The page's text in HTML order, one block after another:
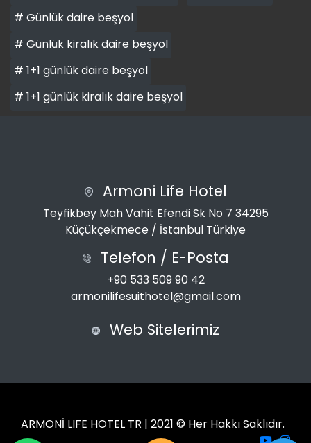
# Günlük daire beşyol
# Günlük kiralık daire beşyol
# 1+1 günlük daire beşyol
# 1+1 günlük kiralık daire beşyol
Armoni Life Hotel
Teyfikbey Mah Vahit Efendi Sk No 7 34295
Küçükçekmece / İstanbul Türkiye
Telefon / E-Posta
+90 533 509 90 42
armonilifesuithotel@gmail.com
Web Sitelerimiz
ARMONİ LIFE HOTEL TR | 2021 © Her Hakkı Saklıdır.